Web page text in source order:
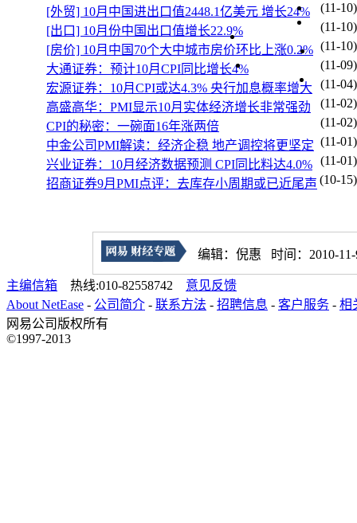
[外贸] 10月中国进出口值2448.1亿美元 增长24%
(11-10)
[出口] 10月份中国出口值增长22.9%
(11-10)
[房价] 10月中国70个大中城市房价环比上涨0.2% (11-10)
大通证券：预计10月CPI同比增长4%
(11-09)
宏源证券：10月CPI或达4.3% 央行加息概率增大
(11-04)
高盛高华：PMI显示10月实体经济增长非常强劲
(11-02)
CPI的秘密：一碗面16年涨两倍
(11-02)
中金公司PMI解读：经济企稳 地产调控将更坚定 (11-01)
兴业证券：10月经济数据预测 CPI同比料达4.0% (11-01)
招商证券9月PMI点评：去库存小周期或已近尾声 (10-15)
编辑：倪惠 时间：2010-11-
主编信箱 热线:010-82558742 意见反馈
About NetEase - 公司简介 - 联系方法 - 招聘信息 - 客户服务 - 相
网易公司版权所有
©1997-2013